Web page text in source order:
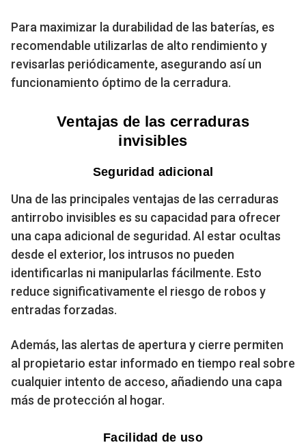
Para maximizar la durabilidad de las baterías, es
recomendable utilizarlas de alto rendimiento y
revisarlas periódicamente, asegurando así un
funcionamiento óptimo de la cerradura.
Ventajas de las cerraduras
invisibles
Seguridad adicional
Una de las principales ventajas de las cerraduras
antirrobo invisibles es su capacidad para ofrecer
una capa adicional de seguridad. Al estar ocultas
desde el exterior, los intrusos no pueden
identificarlas ni manipularlas fácilmente. Esto
reduce significativamente el riesgo de robos y
entradas forzadas.
Además, las alertas de apertura y cierre permiten
al propietario estar informado en tiempo real sobre
cualquier intento de acceso, añadiendo una capa
más de protección al hogar.
Facilidad de uso